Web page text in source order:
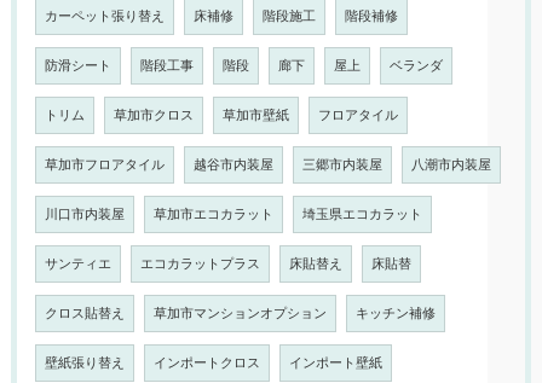
カーペット張り替え 床補修 階段施工 階段補修
防滑シート 階段工事 階段 廊下 屋上 ベランダ
トリム 草加市クロス 草加市壁紙 フロアタイル
草加市フロアタイル 越谷市内装屋 三郷市内装屋 八潮市内装屋
川口市内装屋 草加市エコカラット 埼玉県エコカラット
サンティエ エコカラットプラス 床貼替え 床貼替
クロス貼替え 草加市マンションオプション キッチン補修
壁紙張り替え インポートクロス インポート壁紙